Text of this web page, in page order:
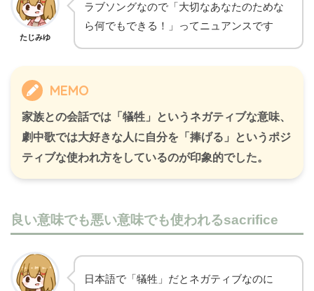
たじみゆ
ラブソングなので「大切なあなたのためな
ら何でもできる！」ってニュアンスです
MEMO
家族との会話では「犠牲」というネガティブな意味、
劇中歌では大好きな人に自分を「捧げる」というポジ
ティブな使われ方をしているのが印象的でした。
良い意味でも悪い意味でも使われるsacrifice
日本語で「犠牲」だとネガティブなのに